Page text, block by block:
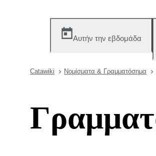
Αυτήν την εβδομάδα
Catawiki Νομίσματα & Γραμματόσημα